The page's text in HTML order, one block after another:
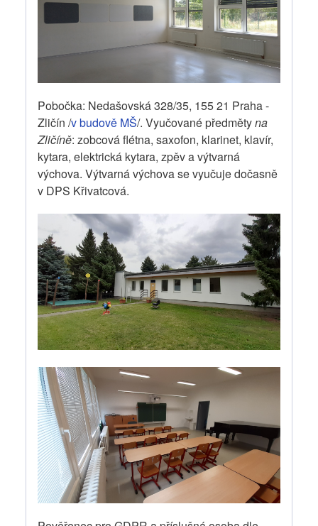
Pobočka: Nedašovská 328/35, 155 21 Praha -
Zličín /v budově MŠ/. Vyučované předmětyna
Zličíně: zobcová flétna, saxofon, klarinet, klavír,
kytara, elektrická kytara, zpěv a výtvarná
výchova. Výtvarná výchova se vyučuje dočasně
v DPS Křivatcová.